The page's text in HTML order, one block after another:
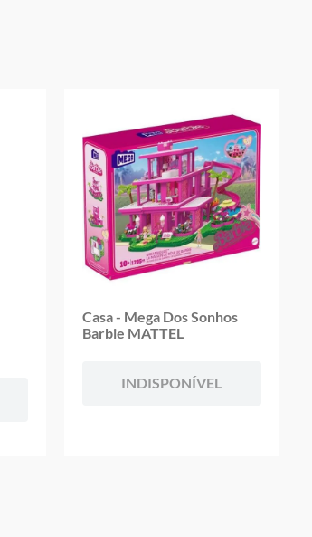
Casa - Mega Dos Sonhos
Barbie MATTEL
INDISPONÍVEL